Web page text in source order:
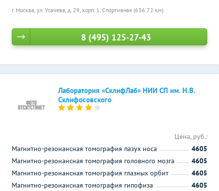
г. Москва, ул. Усачева, д. 29, корп. 1, Спортивная (636.72 км)
8 (495) 125-27-43
Лаборатория «СклифЛаб» НИИ СП им. Н.В.
Склифосовского
Цена, руб.:
Магнитно-резонансная томография пазух носа
4605
Магнитно-резонансная томография головного мозга
4605
Магнитно-резонансная томография глазных орбит
4605
Магнитно-резонансная томография гипофиза
4605